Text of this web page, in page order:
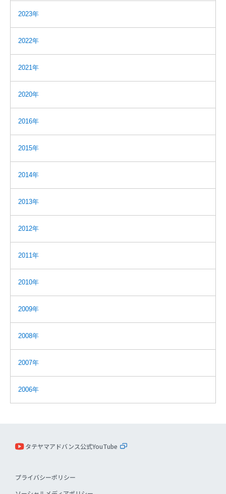
2023年
2022年
2021年
2020年
2016年
2015年
2014年
2013年
2012年
2011年
2010年
2009年
2008年
2007年
2006年
タテヤマアドバンス公式YouTube
プライバシーポリシー